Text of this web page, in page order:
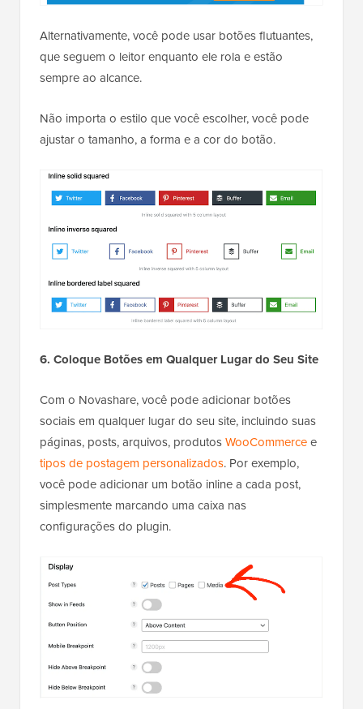
Alternativamente, você pode usar botões flutuantes,
que seguem o leitor enquanto ele rola e estão
sempre ao alcance.
Não importa o estilo que você escolher, você pode
ajustar o tamanho, a forma e a cor do botão.
6. Coloque Botões em Qualquer Lugar do Seu Site
Com o Novashare, você pode adicionar botões
sociais em qualquer lugar do seu site, incluindo suas
páginas, posts, arquivos, produtosWooCommercee
tipos de postagem personalizados. Por exemplo,
você pode adicionar um botão inline a cada post,
simplesmente marcando uma caixa nas
configurações do plugin.